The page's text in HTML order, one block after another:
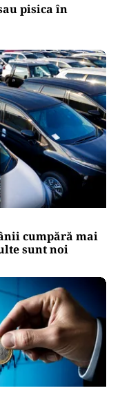
pisica în
cumpără mai
sunt noi